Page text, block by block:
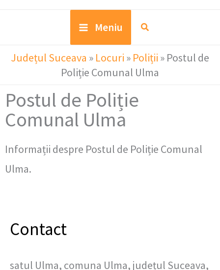
Meniu
Județul Suceava » Locuri » Poliții » Postul de
Poliție Comunal Ulma
Postul de Poliție
Comunal Ulma
Informații despre Postul de Poliție Comunal
Ulma.
Contact
satul Ulma, comuna Ulma, județul Suceava,